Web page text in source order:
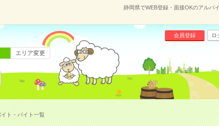
静岡県でWEB登録・面接OKのアルバ
会員登録 ロ
エリア変更
ト・バイト一覧